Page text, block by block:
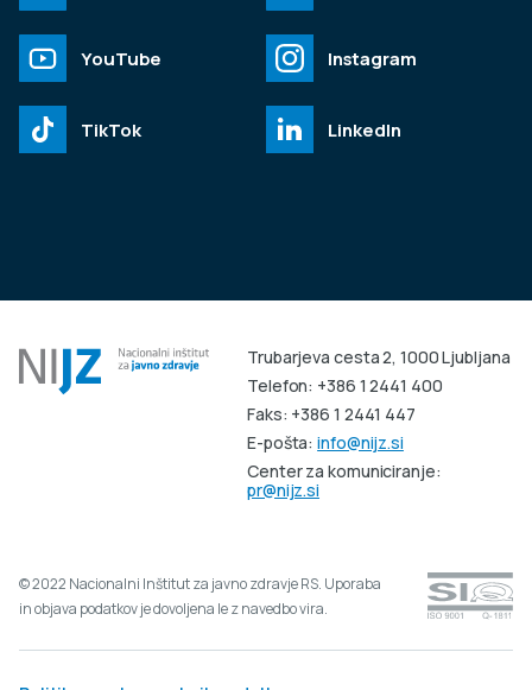
Trubarjeva cesta 2, 1000 Ljubljana
Telefon: +386 1 2441 400
Faks: +386 1 2441 447
E-pošta:info@nijz.si
Center za komuniciranje:
pr@nijz.si
© 2022 Nacionalni Inštitut za javno zdravje RS. Uporaba
in objava podatkov je dovoljena le z navedbo vira.
YouTube Instagram
TikTok LinkedIn